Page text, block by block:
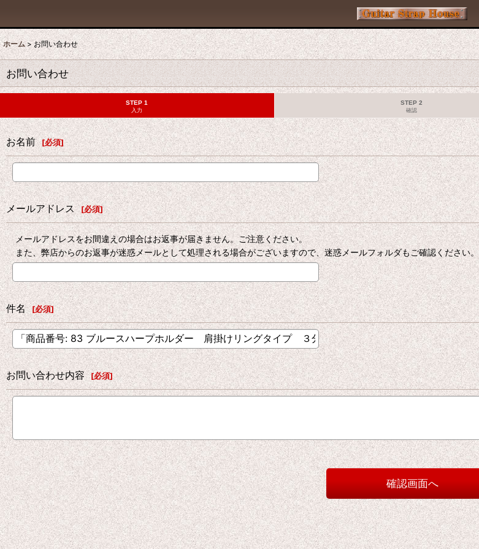
ホーム > お問い合わせ
お問い合わせ
STEP 1
入力
STEP 2
確認
お名前 [必須]
メールアドレス [必須]
メールアドレスをお間違えの場合はお返事が届きません。ご注意ください。
また、弊店からのお返事が迷惑メールとして処理される場合がございますので、迷惑メールフォルダもご確認ください。
件名 [必須]
お問い合わせ内容 [必須]
確認画面へ